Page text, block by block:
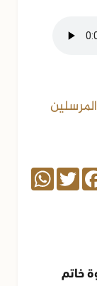
Twitter
WhatsApp
خاتم